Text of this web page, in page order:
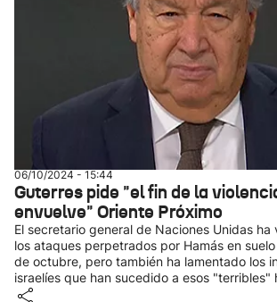
06/10/2024 - 15:44
Guterres pide "el fin de la
envuelve" Oriente Próximo
El secretario general de Naciones Unidas
los ataques perpetrados por Hamás en
de octubre, pero también ha lamentado los
israelíes que han sucedido a esos "terribles"